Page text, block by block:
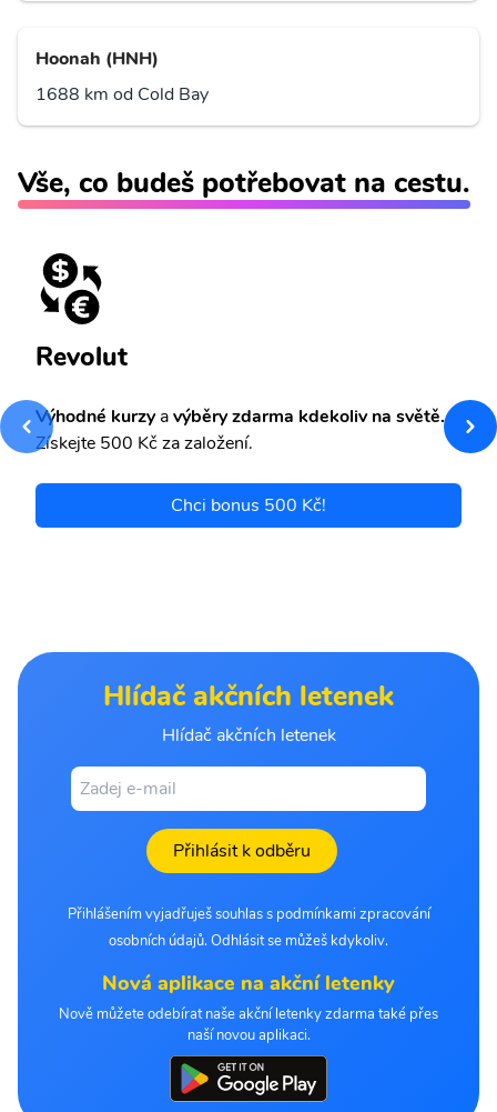
Hoonah (HNH)
1688 km od Cold Bay
Vše, co budeš potřebovat na cestu.
Revolut
Výhodné kurzyavýběry zdarma kdekoliv na světě.
Získejte 500 Kč za založení.
Chci bonus 500 Kč!
Hlídač akčních letenek
Hlídač akčních letenek
Přihlásit k odběru
Přihlášením vyjadřuješ souhlas s podmínkami zpracování
osobních údajů. Odhlásit se můžeš kdykoliv.
Nová aplikace na akční letenky
Nově můžete odebírat naše akční letenky zdarma také přes
naší novou aplikaci.